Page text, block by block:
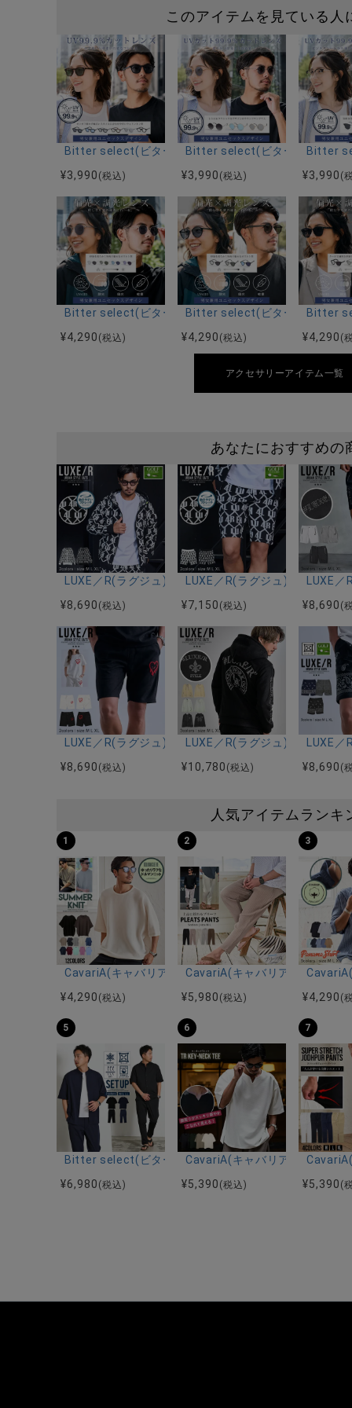
このアイテムを見ている人
Bitter select(ビターセレクト)ウェリントンサングラ
¥3,990 (税込)
Bitter select(ビターセレクト)
¥3,990 (税込)
Bitter
¥3,990 (
Bitter select(ビターセレクト)メタルボストンサング
¥4,290 (税込)
Bitter select(ビターセレクト)
¥4,290 (税込)
Bitter
¥4,290 (
アクセサリーアイテム一覧
あなたにおすすめの
LUXE／R(ラグジュ)総柄ジャガードジップパーカー/全
¥8,690 (税込)
LUXE／R(ラグジュ)総柄ジャ
¥7,150 (税込)
LUXE／
¥8,690 (
LUXE／R(ラグジュ)ドロップサガラハートスウェード
¥8,690 (税込)
LUXE／R(ラグジュ)フェイク
¥10,780 (税込)
LUXE／
¥8,690 (
人気アイテムランキ
1
CavariA(キャバリア)12Gミラノリブクルーネックド
¥4,290 (税込)
2
CavariA(キャバリア)プリーツ
¥5,980 (税込)
3
¥4,290 (
5
Bitter select(ビターセレクト)接触冷感スーパースト
¥6,980 (税込)
6
CavariA(キャバリア)キーネッ
¥5,390 (税込)
7
¥5,390 (